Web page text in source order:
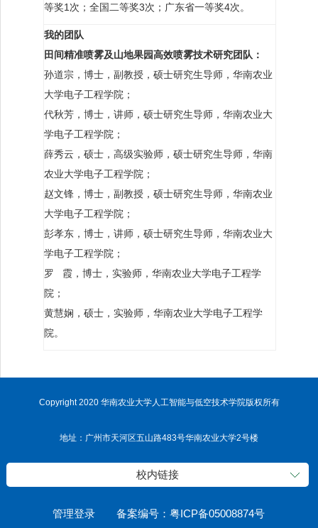
等奖1次；全国二等奖3次；广东省一等奖4次。
我的团队
田间精准喷雾及山地果园高效喷雾技术研究团队：
孙道宗，博士，副教授，硕士研究生导师，华南农业
大学电子工程学院；
代秋芳，博士，讲师，硕士研究生导师，华南农业大
学电子工程学院；
薛秀云，硕士，高级实验师，硕士研究生导师，华南
农业大学电子工程学院；
赵文锋，博士，副教授，硕士研究生导师，华南农业
大学电子工程学院；
彭孝东，博士，讲师，硕士研究生导师，华南农业大
学电子工程学院；
罗 霞，博士，实验师，华南农业大学电子工程学
院；
黄慧娴，硕士，实验师，华南农业大学电子工程学
院。
Copyright 2020 华南农业大学人工智能与低空技术学院版权所有
地址：广州市天河区五山路483号华南农业大学2号楼
校内链接
管理登录 备案编号：粤ICP备05008874号